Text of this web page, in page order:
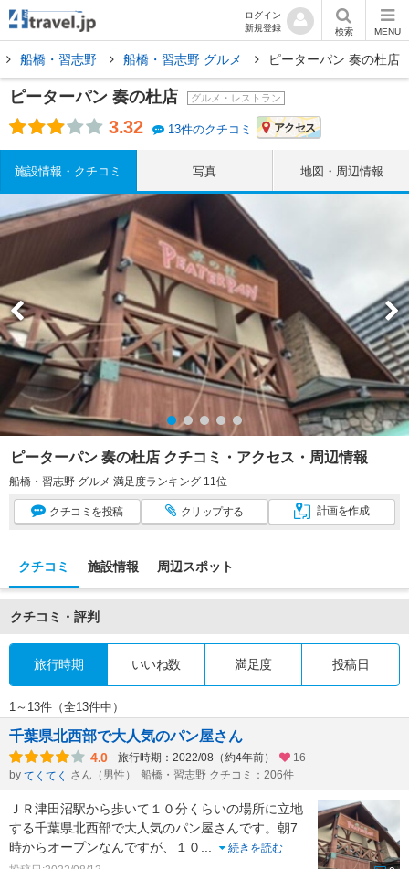
ログイン
新規登録
検索 MENU
船橋・習志野 船橋・習志野 グルメ ピーターパン 奏の杜店
ピーターパン 奏の杜店 グルメ・レストラン
3.32 13件のクチコミ アクセス
施設情報・クチコミ 写真 地図・周辺情報
ピーターパン 奏の杜店 クチコミ・アクセス・周辺情報
船橋・習志野 グルメ 満足度ランキング 11位
クチコミ を投稿 クリップする 計画を作成
クチコミ 施設情報 周辺スポット
クチコミ・評判
旅行時期 いいね数 満足度 投稿日
1～13件（全13件中）
千葉県北西部で大人気のパン屋さん
4.0 旅行時期：2022/08（約4年前）
16
by てくてく さん（男性） 船橋・習志野 クチコミ：206件
ＪＲ津田沼駅から歩いて１０分くらいの場所に立地
する千葉県北西部で大人気のパン屋さんです。朝7
時からオープンなんですが、１０ ...
続きを読む